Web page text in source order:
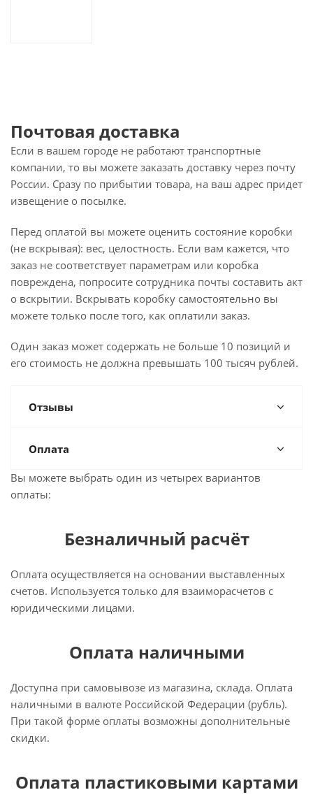
Почтовая доставка
Если в вашем городе не работают транспортные
компании, то вы можете заказать доставку через почту
России. Сразу по прибытии товара, на ваш адрес придет
извещение о посылке.
Перед оплатой вы можете оценить состояние коробки
(не вскрывая): вес, целостность. Если вам кажется, что
заказ не соответствует параметрам или коробка
повреждена, попросите сотрудника почты составить акт
о вскрытии. Вскрывать коробку самостоятельно вы
можете только после того, как оплатили заказ.
Один заказ может содержать не больше 10 позиций и
его стоимость не должна превышать 100 тысяч рублей.
Отзывы
Оплата
Вы можете выбрать один из четырех вариантов
оплаты:
Безналичный расчёт
Оплата осуществляется на основании выставленных
счетов. Используется только для взаиморасчетов с
юридическими лицами.
Оплата наличными
Доступна при самовывозе из магазина, склада. Оплата
наличными в валюте Российской Федерации (рубль).
При такой форме оплаты возможны дополнительные
скидки.
Оплата пластиковыми картами